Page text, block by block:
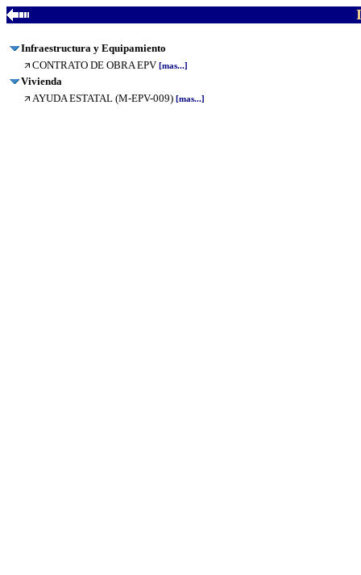
Infraestructura y Equipamiento
CONTRATO DE OBRA EPV [mas...]
Vivienda
AYUDA ESTATAL (M-EPV-009) [mas...]